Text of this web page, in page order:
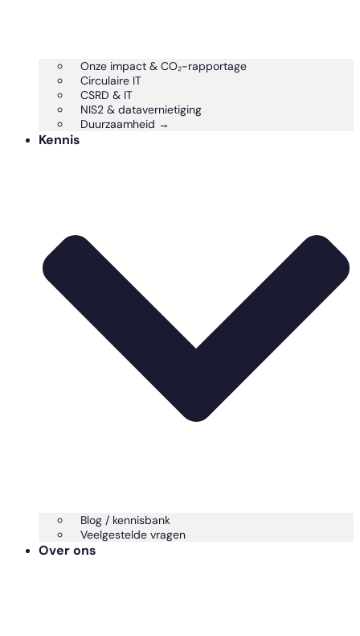
Onze impact & CO₂-rapportage
Circulaire IT
CSRD & IT
NIS2 & datavernietiging
Duurzaamheid →
Kennis
Blog / kennisbank
Veelgestelde vragen
Over ons